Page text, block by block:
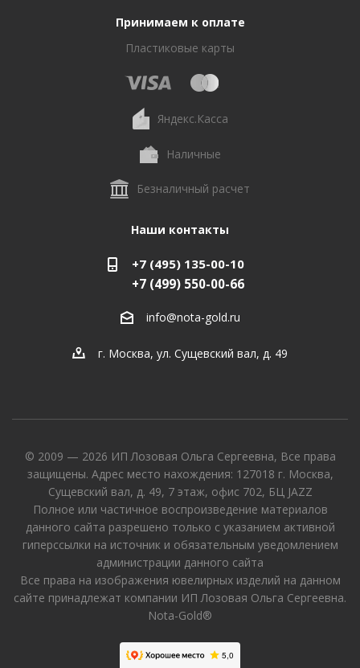
Принимаем к оплате
Пластиковые карты
Яндекс.Касса
Наличные
Безналичный расчет
Наши контакты
+7 (495) 135-00-10
+7 (499) 550-00-66
info@nota-gold.ru
г. Москва, ул. Сущевский вал, д. 49
© 2009 — 2026 ИП Лозовая Ольга Сергеевна, Все права
защищены. Адрес место нахождения: 127018 г. Москва,
Сущевский вал, д. 49, 7 этаж, офис 702, БЦ JAZZ
Полное или частичное воспроизведение материалов
данного сайта разрешено только с указанием активной
гиперссылки на источник и обязательным уведомлением
администрации данного сайта
Все права на изображения ювелирных изделий на данном
сайте принадлежат компании ИП Лозовая Ольга Сергеевна.
Nota-Gold®